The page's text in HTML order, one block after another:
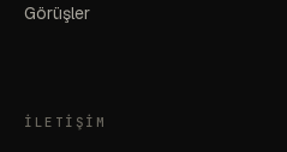
Görüşler
İLETIŞIM